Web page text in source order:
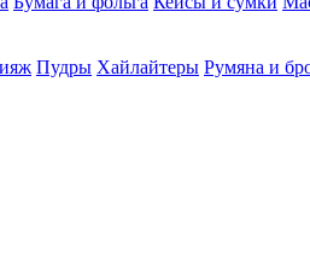
Пудры Хайлайтеры Румяна и